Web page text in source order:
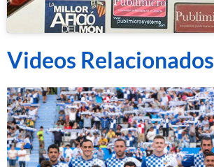
Videos Relacionados